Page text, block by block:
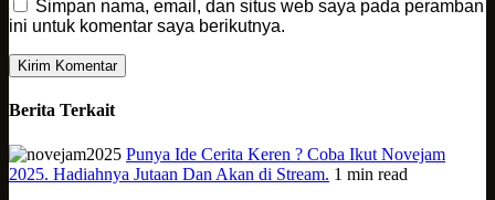
Simpan nama, email, dan situs web saya pada peramban
ini untuk komentar saya berikutnya.
Berita Terkait
Punya Ide Cerita Keren ? Coba Ikut Novejam
2025. Hadiahnya Jutaan Dan Akan di Stream. 1 min read